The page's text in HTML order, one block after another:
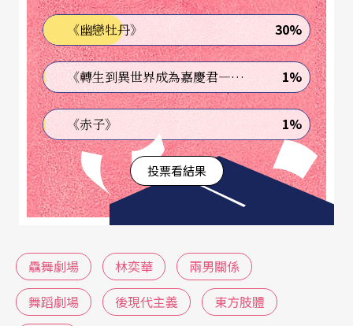
台灣現代舞兩路線「身心靈」與「舞蹈劇場」
台灣現代舞若以題材而論，大抵說得上有兩條路
線，其一就是俗稱的「身心靈」，如「雲門」、
「無垢」在歐美成為藝術節座上賓的原因，即跟他
們走東方主義的「身心靈」路線有關。其次就是在
台灣自一九八○年代末期即已出現，並開始流行於
九○年代的「舞蹈劇場」，如今開山宗師碧娜．鮑
許已逝，但她的影響在台灣正方興未艾。解嚴前後
興起的小劇場運動，從日本舞踏到波蘭葛羅托斯基
的「身體論」，都成為彰顯小劇場作為一種文化論
述的話語操作，意味的是「身心靈」所要形塑的是
《幽戀牡丹》 30%
《轉生到異世界成為嘉慶君—發現我的祖先是詐騙集團!?》 1%
《赤子》 1%
投票看結果
驫舞劇場 林奕華
兩男關係
舞蹈劇場
後現代主義
東方肢體